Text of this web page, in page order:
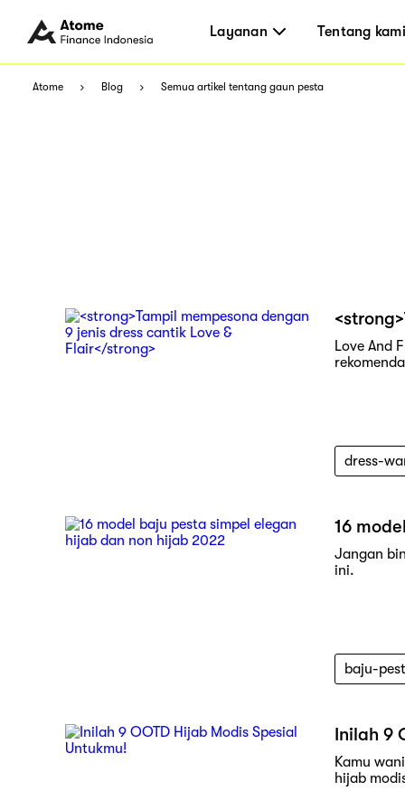
Layanan Tentang kami
Atome Blog Semua artikel tentang gaun pesta
Love And
dress-
16
Jangan
ini.
baju-
Inilah 9
Kamu
hijab